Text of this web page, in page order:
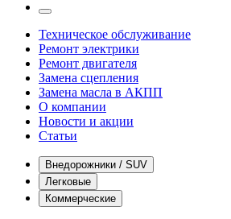
Техническое обслуживание
Ремонт электрики
Ремонт двигателя
Замена сцепления
Замена масла в АКПП
О компании
Новости и акции
Статьи
Внедорожники / SUV
Легковые
Коммерческие